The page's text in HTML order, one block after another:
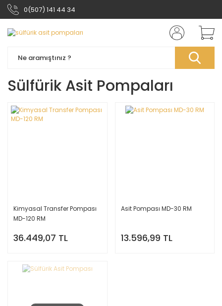
0(507) 141 44 34
Sülfürik Asit Pompaları
Kimyasal Transfer Pompası
MD-120 RM
36.449,07 TL
Asit Pompası MD-30 RM
13.596,99 TL